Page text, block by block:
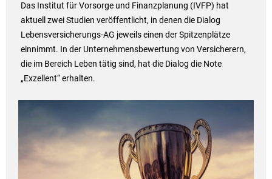
Das Institut für Vorsorge und Finanzplanung (IVFP) hat
aktuell zwei Studien veröffentlicht, in denen die Dialog
Lebensversicherungs-AG jeweils einen der Spitzenplätze
einnimmt. In der Unternehmensbewertung von Versicherern,
die im Bereich Leben tätig sind, hat die Dialog die Note
„Exzellent“ erhalten.